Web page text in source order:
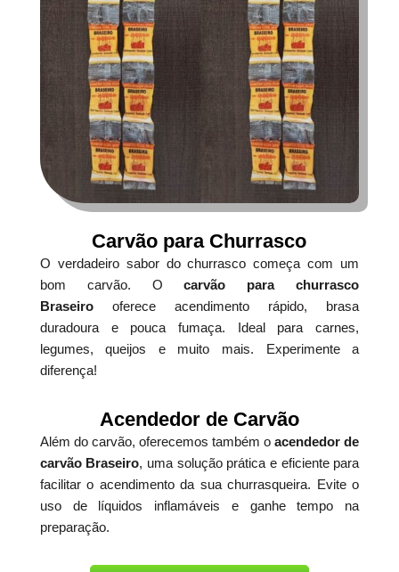
Carvão para Churrasco
O verdadeiro sabor do churrasco começa com um
bom carvão. Ocarvão para churrasco
Braseirooferece acendimento rápido, brasa
duradoura e pouca fumaça. Ideal para carnes,
legumes, queijos e muito mais. Experimente a
diferença!
Acendedor de Carvão
Além do carvão, oferecemos também oacendedor de
carvão Braseiro, uma solução prática e eficiente para
facilitar o acendimento da sua churrasqueira. Evite o
uso de líquidos inflamáveis e ganhe tempo na
preparação.